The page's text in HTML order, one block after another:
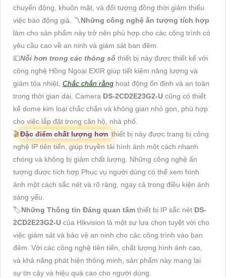
chuyển động, khuôn mặt, và đối tượng đồng thời giảm thiểu
việc báo động giả. 〽Những công nghệ ấn tượng tích hợp
làm cho sản phẩm này trở nên phù hợp cho các công trình có
yêu cầu cao về an ninh và giám sát ban đêm.
💷Nỗi hơn trong các thông số thiết bị này được thiết kế với
công nghệ Hồng Ngoại EXIR giúp tiết kiệm năng lượng và
giảm tỏa nhiệt, Chắc chắn rằng hoạt động ổn định và an toàn
trong thời gian dài. Camera DS-2CD2E23G2-U cũng có thiết
kế dome kim loại chắc chắn và không gian nhỏ gọn, phù hợp
cho việc lắp đặt trong căn hộ, nhà phố.
🎬Đặc điểm chất lượng hơn thiết bị này được trang bị công
nghệ IP tiên tiến, giúp truyền tải hình ảnh một cách nhanh
chóng và không bị giảm chất lượng. Những công nghệ ấn
tượng được tích hợp Phục vụ người dùng có thể xem hình
ảnh một cách sắc nét và rõ ràng, ngay cả trong điều kiện ánh
sáng yếu.
🏷Những Thông tin Đáng quan tâm thiết bị IP sắc nét DS-
2CD2E23G2-U của Hikvision là một sự lựa chọn tuyệt vời cho
việc giám sát và bảo vệ an ninh cho các công trình vào ban
đêm. Với các công nghệ tiên tiến, chất lượng hình ảnh cao,
và khả năng phát hiện thông minh, sản phẩm này mang lại
sự tin cậy và hiệu quả cao cho người dùng.